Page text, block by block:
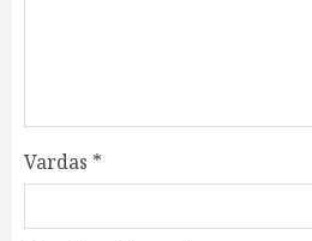
Vardas *